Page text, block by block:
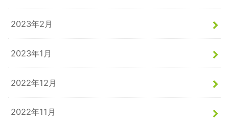
2023年2月
2023年1月
2022年12月
2022年11月